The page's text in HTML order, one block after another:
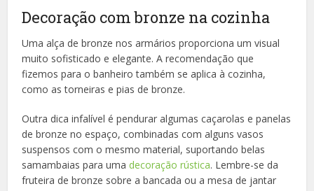
Decoração com bronze na cozinha
Uma alça de bronze nos armários proporciona um visual
muito sofisticado e elegante. A recomendação que
fizemos para o banheiro também se aplica à cozinha,
como as torneiras e pias de bronze.
Outra dica infalível é pendurar algumas caçarolas e panelas
de bronze no espaço, combinadas com alguns vasos
suspensos com o mesmo material, suportando belas
samambaias para uma decoração rústica. Lembre-se da
fruteira de bronze sobre a bancada ou a mesa de jantar